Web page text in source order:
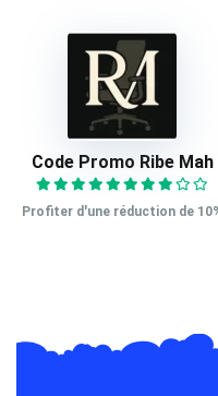
Code Promo Ribe Mah
Profiter d'une réduction de